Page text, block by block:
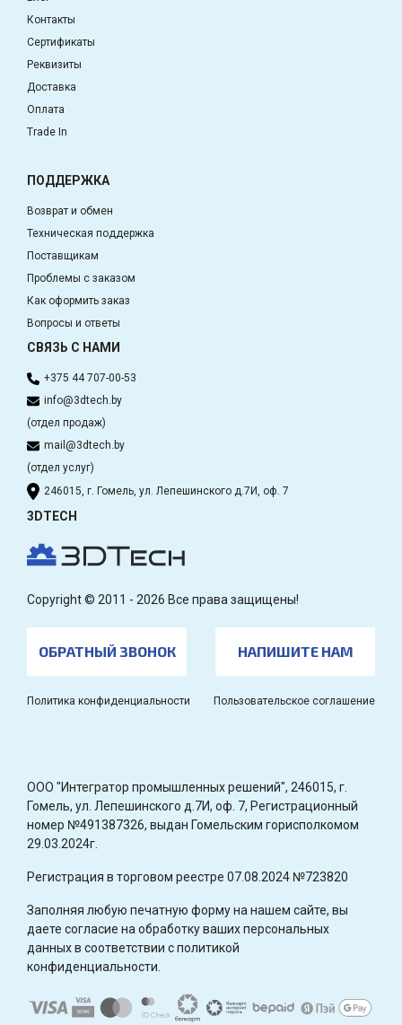
Контакты
Сертификаты
Реквизиты
Доставка
Оплата
Trade In
ПОДДЕРЖКА
Возврат и обмен
Техническая поддержка
Поставщикам
Проблемы с заказом
Как оформить заказ
Вопросы и ответы
СВЯЗЬ С НАМИ
+375 44 707-00-53
info@3dtech.by
(отдел продаж)
mail@3dtech.by
(отдел услуг)
246015, г. Гомель, ул. Лепешинского д.7И, оф. 7
3DTECH
Copyright © 2011 - 2026 Все права защищены!
ОБРАТНЫЙ ЗВОНОК НАПИШИТЕ НАМ
Политика конфиденциальности Пользовательское соглашение
OOO "Интегратор промышленных решений", 246015, г.
Гомель, ул. Лепешинского д.7И, оф. 7, Регистрационный
номер №491387326, выдан Гомельским горисполкомом
29.03.2024г.
Регистрация в торговом реестре 07.08.2024 №723820
Заполняя любую печатную форму на нашем сайте, вы
даете согласие на обработку ваших персональных
данных в соответствии с политикой
конфиденциальности.